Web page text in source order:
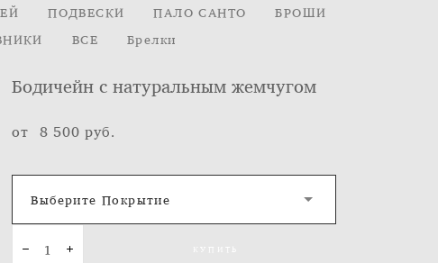
ПОДВЕСКИ ПАЛО САНТО
БРОШИ
ВСЕ Брелки
Бодичейн с натуральным жемчугом
от 8 500 pуб.
Выберите Покрытие
КУПИТЬ